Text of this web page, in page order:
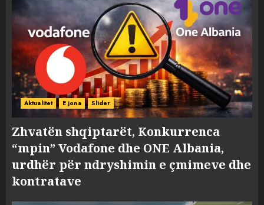
Aktualitet E jona Slider
Zhvatën shqiptarët, Konkurrenca
“mpin” Vodafone dhe ONE Albania,
urdhër për ndryshimin e çmimeve dhe
kontratave